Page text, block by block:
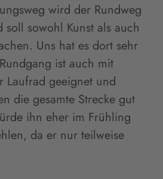
wird der Rundweg
sowohl Kunst als auch
Uns hat es dort sehr
ist auch mit
Laufrad geeignet und
die gesamte Strecke gut
ihn eher im Frühling
da er nur teilweise